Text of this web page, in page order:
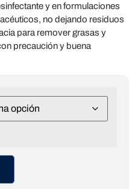
y en formulaciones
no dejando residuos
para remover grasas y
precaución y buena